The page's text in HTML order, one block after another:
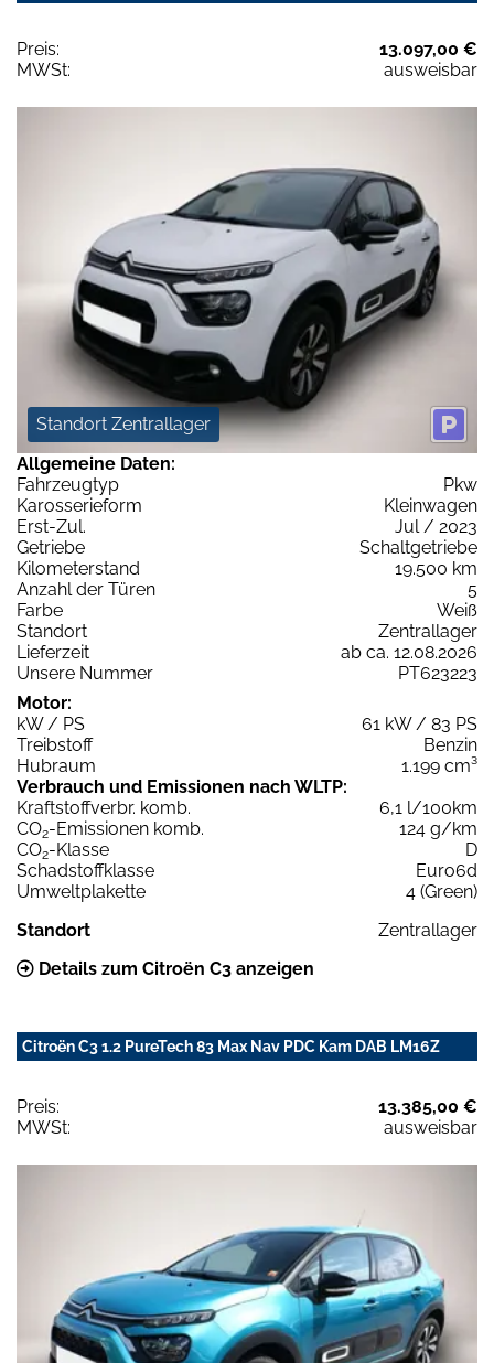
Preis:
13.097,00 €
MWSt:
ausweisbar
Standort Zentrallager
Allgemeine Daten:
Fahrzeugtyp
Pkw
Karosserieform
Kleinwagen
Erst-Zul.
Jul / 2023
Getriebe
Schaltgetriebe
Kilometerstand
19.500 km
Anzahl der Türen
5
Farbe
Weiß
Standort
Zentrallager
Lieferzeit
ab ca. 12.08.2026
Unsere Nummer
PT623223
Motor:
kW / PS
61 kW / 83 PS
Treibstoff
Benzin
Hubraum
1.199 cm³
Verbrauch und Emissionen nach WLTP:
Kraftstoffverbr. komb.
6,1 l/100km
CO2-Emissionen komb.
124 g/km
CO2-Klasse
D
Schadstoffklasse
Euro6d
Umweltplakette
4 (Green)
Standort
Zentrallager
Details zum Citroën C3 anzeigen
Citroën C3 1.2 PureTech 83 Max Nav PDC Kam DAB LM16Z
Preis:
13.385,00 €
MWSt:
ausweisbar